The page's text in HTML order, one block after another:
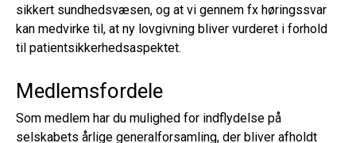
sikkert sundhedsvæsen, og at vi gennem fx høringssvar
kan medvirke til, at ny lovgivning bliver vurderet i forhold
til patientsikkerhedsaspektet.
Medlemsfordele
Som medlem har du mulighed for indflydelse på
selskabets årlige generalforsamling, der bliver afholdt